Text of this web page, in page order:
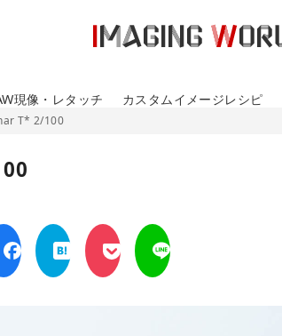
現像・レタッチ カスタムイメージレシピ
T* 2/100